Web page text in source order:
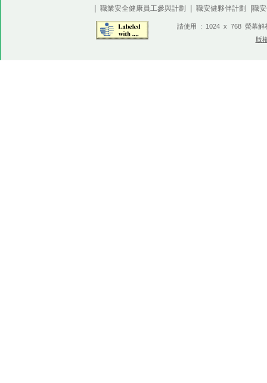
職業安全健康員工參與計劃 職安健夥伴計劃 職
請使用 : 1024 x 768 螢幕解
版